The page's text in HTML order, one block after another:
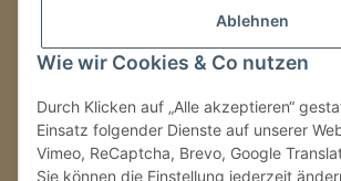
Ablehnen
Wie wir Cookies & Co nutzen
Durch Klicken auf „Alle akzeptieren“
Einsatz folgender Dienste auf unserer
Vimeo, ReCaptcha, Brevo, Google
Sie können die Einstellung jederzeit
Retouren ausschließlich an diese Adresse.
Tel.:+49 (0) 30 36417228
E-Mail:info@sjs-carstyling.com